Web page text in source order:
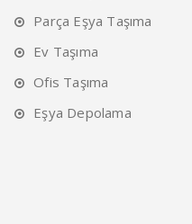
Parça Eşya Taşıma
Ev Taşıma
Ofis Taşıma
Eşya Depolama